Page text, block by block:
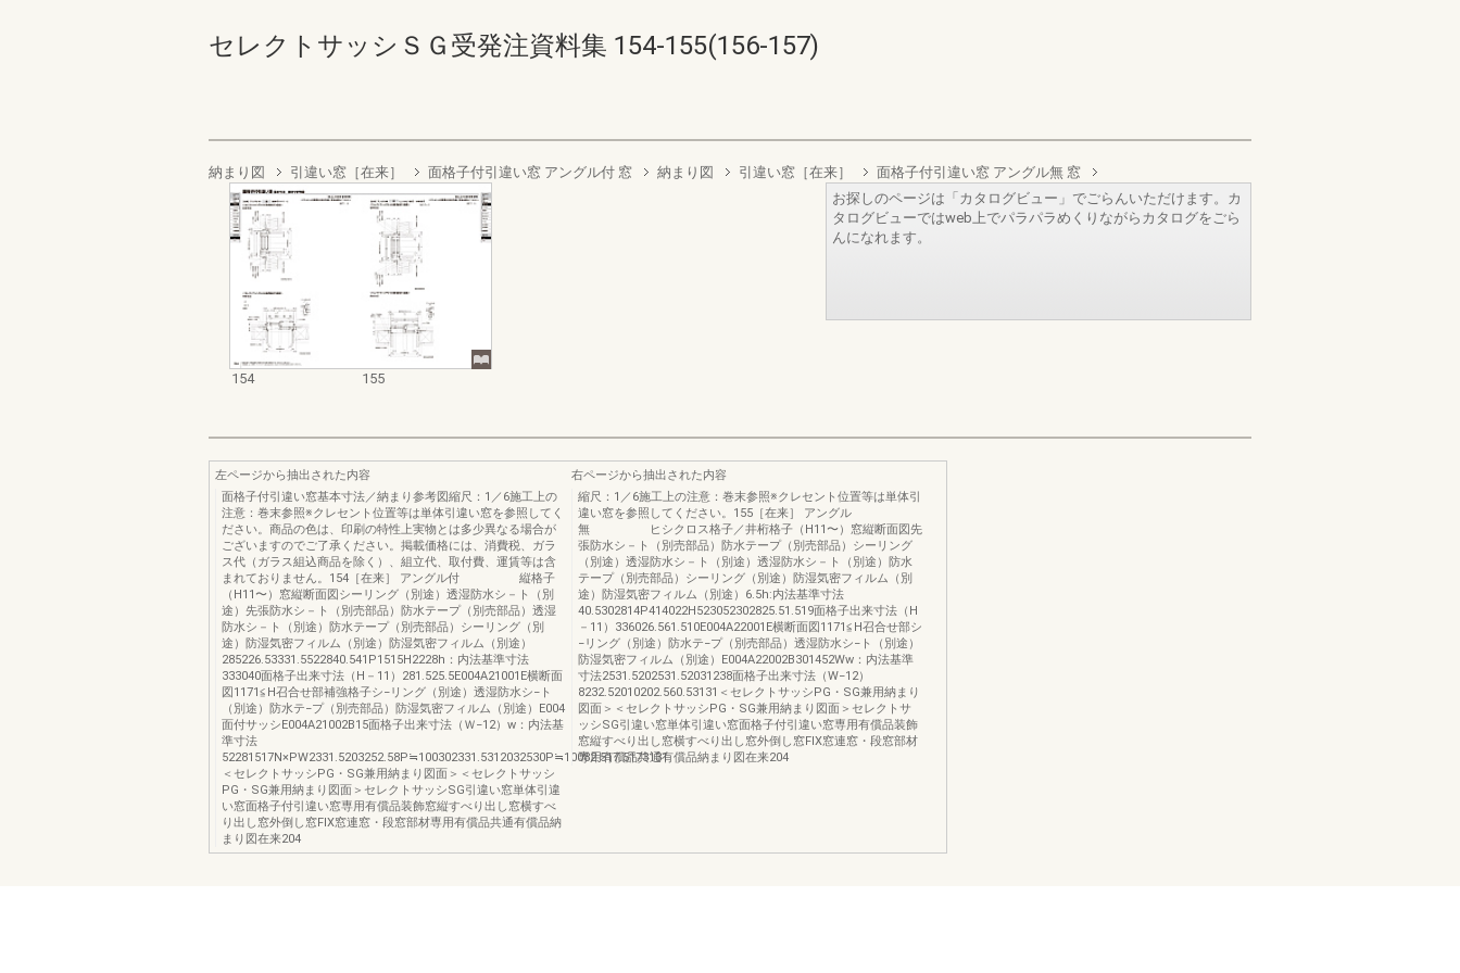
セレクトサッシＳＧ受発注資料集 154-155(156-157)
納まり図 引違い窓［在来］ 面格子付引違い窓 アングル付 窓 納まり図 引違い窓［在来］ 面格子付引違い窓 アングル無 窓
154 155
お探しのページは「カタログビュー」でごらんいただけます。カ
タログビューではweb上でパラパラめくりながらカタログをごら
んになれます。
左ページから抽出された内容
面格子付引違い窓基本寸法／納まり参考図縮尺：1／6施工上の
注意：巻末参照※クレセント位置等は単体引違い窓を参照してく
ださい。商品の色は、印刷の特性上実物とは多少異なる場合が
ございますのでご了承ください。掲載価格には、消費税、ガラ
ス代（ガラス組込商品を除く）、組立代、取付費、運賃等は含
まれておりません。154［在来］ アングル付 縦格子
（H11〜）窓縦断面図シーリング（別途）透湿防水シ－ト（別
途）先張防水シ－ト（別売部品）防水テープ（別売部品）透湿
防水シ－ト（別途）防水テープ（別売部品）シーリング（別
途）防湿気密フィルム（別途）防湿気密フィルム（別途）
285226.53331.5522840.541P1515H2228h：内法基準寸法
333040面格子出来寸法（H－11）281.525.5E004A21001E横断面
図1171≦H召合せ部補強格子シ−リング（別途）透湿防水シ−ト
（別途）防水テ−プ（別売部品）防湿気密フィルム（別途）E004
面付サッシE004A21002B15面格子出来寸法（Ｗ−12）w：内法基
準寸法
52281517N×PW2331.5203252.58P≒100302331.5312032530P≒10082.517.5173131
＜セレクトサッシPG・SG兼用納まり図面＞＜セレクトサッシ
PG・SG兼用納まり図面＞セレクトサッシSG引違い窓単体引違
い窓面格子付引違い窓専用有償品装飾窓縦すべり出し窓横すべ
り出し窓外倒し窓FIX窓連窓・段窓部材専用有償品共通有償品納
まり図在来204
右ページから抽出された内容
縮尺：1／6施工上の注意：巻末参照※クレセント位置等は単体引
違い窓を参照してください。155［在来］ アングル
無 ヒシクロス格子／井桁格子（H11〜）窓縦断面図先
張防水シ－ト（別売部品）防水テープ（別売部品）シーリング
（別途）透湿防水シ－ト（別途）透湿防水シ－ト（別途）防水
テープ（別売部品）シーリング（別途）防湿気密フィルム（別
途）防湿気密フィルム（別途）6.5h:内法基準寸法
40.5302814P414022H523052302825.51.519面格子出来寸法（H
－11）336026.561.510E004A22001E横断面図1171≦H召合せ部シ
−リング（別途）防水テ−プ（別売部品）透湿防水シ−ト（別途）
防湿気密フィルム（別途）E004A22002B301452Ww：内法基準
寸法2531.5202531.52031238面格子出来寸法（W−12）
8232.52010202.560.53131＜セレクトサッシPG・SG兼用納まり
図面＞＜セレクトサッシPG・SG兼用納まり図面＞セレクトサ
ッシSG引違い窓単体引違い窓面格子付引違い窓専用有償品装飾
窓縦すべり出し窓横すべり出し窓外倒し窓FIX窓連窓・段窓部材
専用有償品共通有償品納まり図在来204